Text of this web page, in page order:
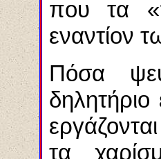
που τα
εναντίον
Πόσα
τα